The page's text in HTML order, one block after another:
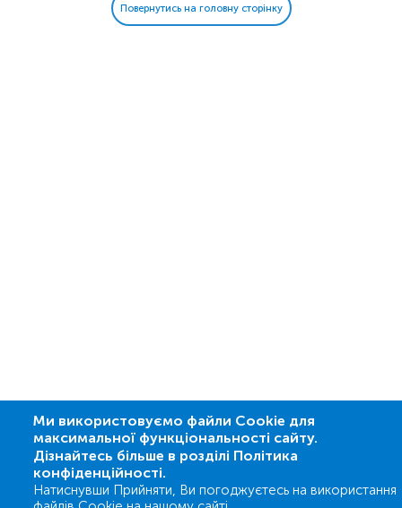
Повернутись на головну сторінку
Ми використовуємо файли Cookie для
максимальної функціональності сайту.
Дізнайтесь більше в розділі Політика
конфіденційності.
Натиснувши Прийняти, Ви погоджуєтесь на використання